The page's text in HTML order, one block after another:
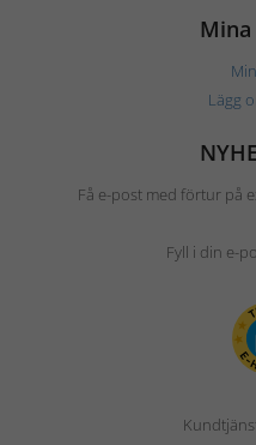
Lägg
Få e-post med förtur på
Fyll i din e-